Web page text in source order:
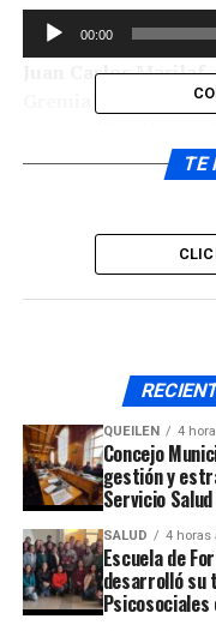
Reproductor
00:00
Juan Carlos
Gremial Palangre
intendente pueda
llegar a buen
Reproductor
de
00:00
transbordadores en
pudieron retomar
de ver interrumpidos
Grande de Chiloé.
UP NEXT
Servicio Electoral
de mesa
TE
QUEILEN 4
Concejo
gestión y
Servicio
SALUD 4 horas
Escuela de
desarrolló su
Psicosociales